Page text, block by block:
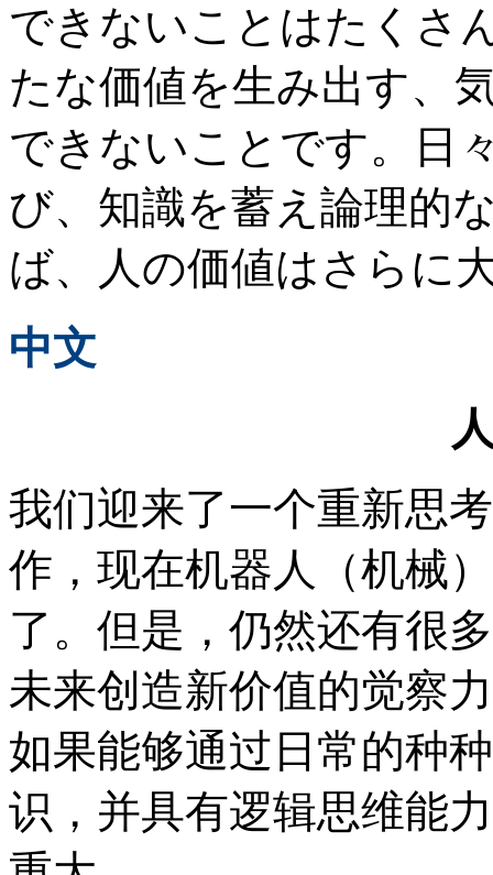
できないことはたくさ
たな価値を生み出す、
できないことです。日
び、知識を蓄え論理的
ば、人の価値はさらに
中文
我们迎来了一个重新思
作，现在机器人（机械
了。但是，仍然还有很
未来创造新价值的觉察
如果能够通过日常的种
识，并具有逻辑思维能